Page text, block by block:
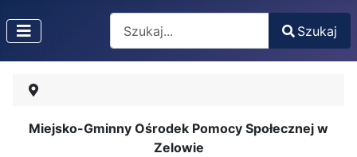
Type 2 or more characters for results.
Szukaj
Miejsko-Gminny Ośrodek Pomocy Społecznej w
Zelowie